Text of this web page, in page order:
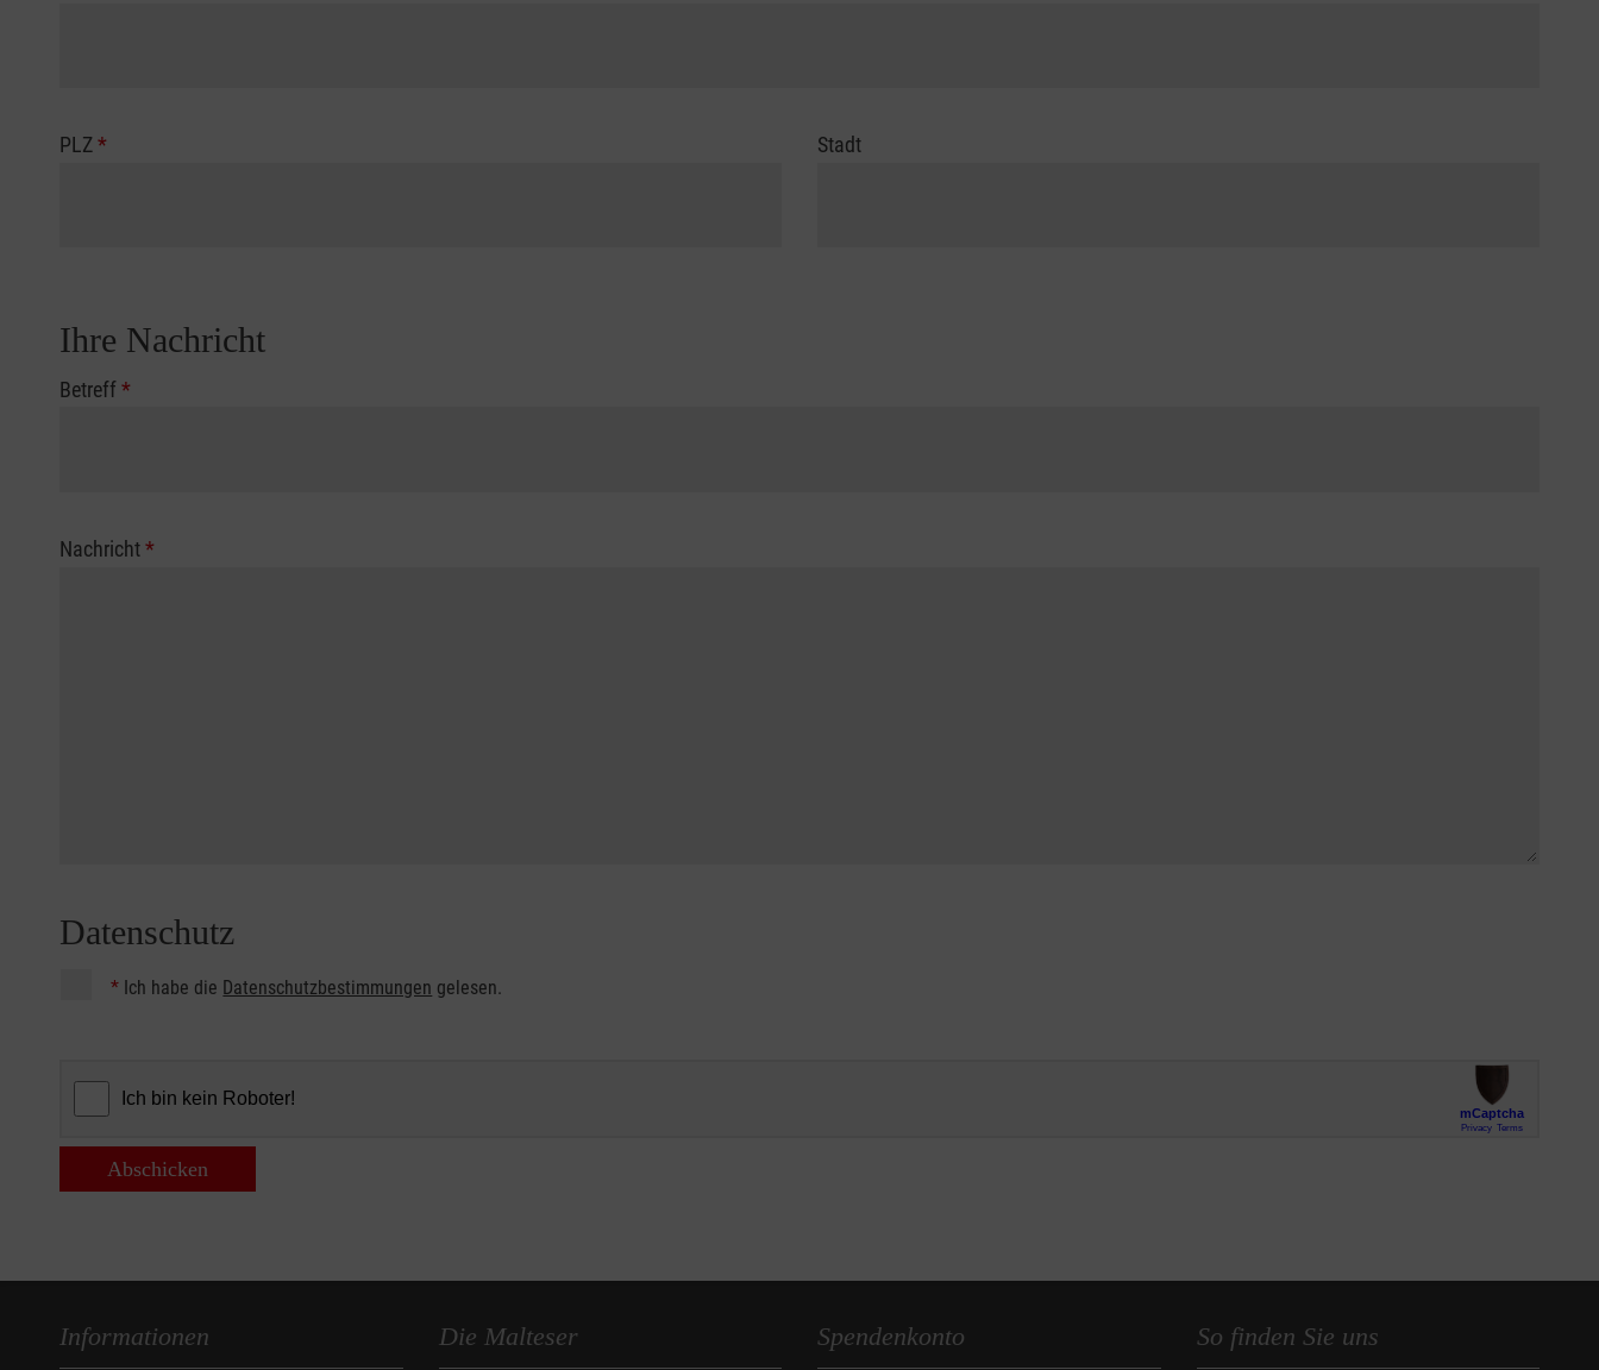
PLZ* Stadt
Ihre Nachricht
Betreff*
Nachricht*
Datenschutz
* Ich habe die Datenschutzbestimmungen gelesen.
Abschicken
Informationen Die Malteser Spendenkonto So finden Sie uns